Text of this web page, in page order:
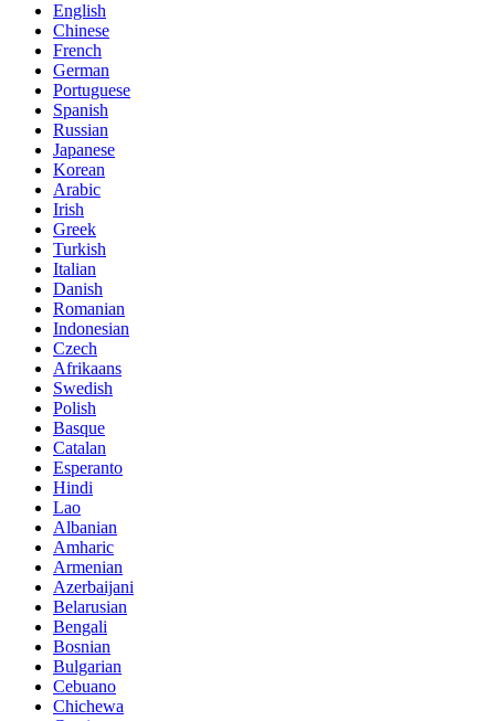
English
Chinese
French
German
Portuguese
Spanish
Russian
Japanese
Korean
Arabic
Irish
Greek
Turkish
Italian
Danish
Romanian
Indonesian
Czech
Afrikaans
Swedish
Polish
Basque
Catalan
Esperanto
Hindi
Lao
Albanian
Amharic
Armenian
Azerbaijani
Belarusian
Bengali
Bosnian
Bulgarian
Cebuano
Chichewa